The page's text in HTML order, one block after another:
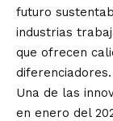
futuro
industrias
que ofrecen
diferenciadores.
Una de las
en enero del